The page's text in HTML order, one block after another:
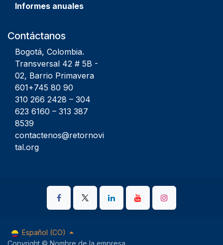
Informes anuales
Contáctanos
Bogotá, Colombia.
Transversal 42 # 5B -
02, Barrio Primavera
601+745 80 90
310 266 2428 – 304
623 6160 – 313 387
8539
contactenos@retornovi
tal.org
Español (CO)